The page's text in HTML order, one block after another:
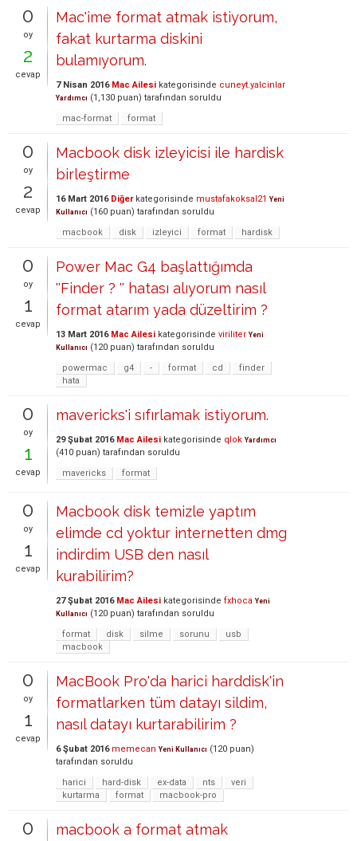
0
oy
2
cevap
Mac'ime format atmak istiyorum,
fakat kurtarma diskini
bulamıyorum.
7 Nisan 2016 Mac Ailesi kategorisinde cuneyt.yalcinlar
Yardımcı (1,130 puan) tarafından soruldu
mac-format
format
0
oy
2
cevap
Macbook disk izleyicisi ile hardisk
birleştirme
16 Mart 2016 Diğerkategorisinde mustafakoksal21 Yeni
Kullanıcı (160 puan) tarafından soruldu
macbook
disk izleyici format hardisk
0
oy
1
cevap
Power Mac G4 başlattığımda
''Finder ? '' hatası alıyorum nasıl
format atarım yada düzeltirim ?
13 Mart 2016 Mac Ailesi kategorisinde viriliter Yeni
Kullanıcı (120 puan) tarafından soruldu
powermac
g4 - format cd
finder
hata
0
oy
1
cevap
mavericks'i sıfırlamak istiyorum.
29 Şubat 2016 Mac Ailesi kategorisinde qlok Yardımcı
(410 puan) tarafından soruldu
mavericks
format
0
oy
1
cevap
Macbook disk temizle yaptım
elimde cd yoktur internetten dmg
indirdim USB den nasıl
kurabilirim?
27 Şubat 2016 Mac Ailesi kategorisinde fxhoca Yeni
Kullanıcı (120 puan) tarafından soruldu
format
disk silme sorunu
usb
macbook
0
oy
1
cevap
MacBook Pro'da harici harddisk'in
formatlarken tüm datayı sildim,
nasıl datayı kurtarabilirim ?
6 Şubat 2016 memecan Yeni Kullanıcı (120 puan)
tarafından soruldu
harici
hard-disk ex-data nts
veri
kurtarma
format macbook-pro
0
macbook a format atmak